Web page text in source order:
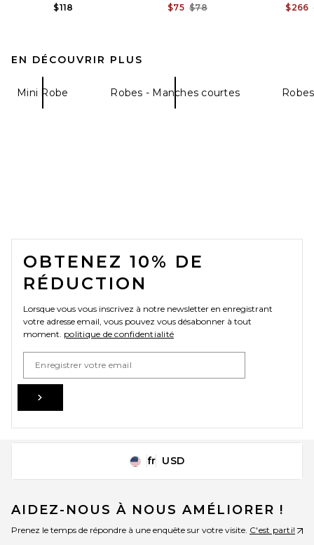
$118
$75 Previous price:
$78
$266
EN DÉCOUVRIR PLUS
Mini Robe Robes - Manches courtes
FOOTER
OBTENEZ 10% DE
RÉDUCTION
Lorsque vous vous inscrivez à notre newsletter en enregistrant
votre adresse email, vous pouvez vous désabonner à tout
moment. politique de confidentialité
Change Country Regions
fr USD
AIDEZ-NOUS À NOUS AMÉLIORER !
Prenez le temps de répondre à une enquête sur votre visite. C'est parti!